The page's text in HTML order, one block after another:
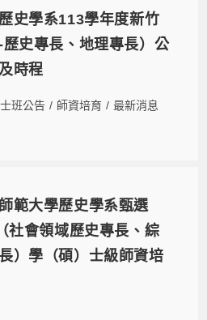
史學系113學年度新竹
史專長、地理專長）公
時程
班公告 / 師資培育 / 最新消息
範大學歷史學系甄選
社會領域歷史專長、綜
）學（碩）士級師資培